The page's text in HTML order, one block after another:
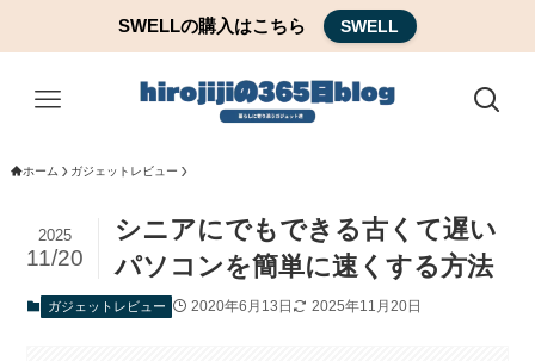
SWELLの購入はこちら SWELL
ホーム ガジェットレビュー
シニアにでもできる古くて遅い
パソコンを簡単に速くする方法
2025
11/20
ガジェットレビュー 2020年6月13日 2025年11月20日